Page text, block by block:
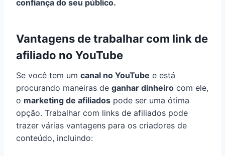
confiança do seu público.
Vantagens de trabalhar com link de
afiliado no YouTube
Se você tem um canal no YouTube e está
procurando maneiras de ganhar dinheiro com ele,
o marketing de afiliados pode ser uma ótima
opção. Trabalhar com links de afiliados pode
trazer várias vantagens para os criadores de
conteúdo, incluindo: